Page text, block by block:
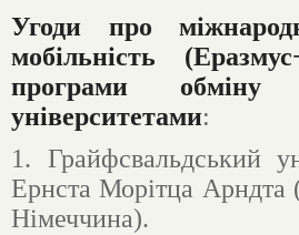
Угоди про
мобільність
програми
університетами:
1. Грайфсвальдський
Ернста Морітца Арндта
Німеччина).